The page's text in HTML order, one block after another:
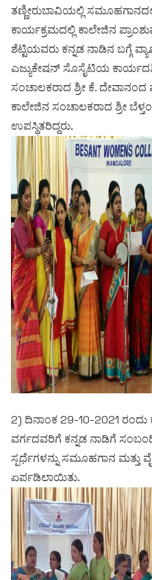
Department of
Department of PG
Department of PG
Library
Administrative Staff
RUSA
SSR 4th Cycle
Criteria 1
Criteria 2
Criteria 3
Criteria 4
Criteria 5
Criteria 6
Criteria 7
Handbook
Women’s Cell
Peer to Peer Learning
Be-Quest: Quest for
Midday Meal
Students Rest Room
Sports Room
Besant Skill
Other Facilities
ತಣ್ಣೀರುಬಾವಿಯಲ್ಲಿ
ಕಾರ್ಯಕ್ರಮದಲ್ಲಿ ಕಾಲೇಜಿನ
ಶೆಟ್ಟಿಯವರು ಕನ್ನಡ ನಾಡಿನ ಬಗ್ಗೆ
ಎಜ್ಯುಕೇಷನ್ ಸೊಸೈಟಿಯ
ಸಂಚಾಲಕರಾದ ಶ್ರೀ ಕೆ.
ಕಾಲೇಜಿನ ಸಂಚಾಲಕರಾದ ಶ್ರೀ
ಉಪಸ್ಥಿತರಿದ್ದರು.
2) ದಿನಾಂಕ 29-10-2021
ವರ್ಗದವರಿಗೆ ಕನ್ನಡ ನಾಡಿಗೆ
ಸ್ಪರ್ಧೆಗಳನ್ನು ಸಮೂಹಗಾನ ಮತ್ತು
ಏರ್ಪಡಿಲಾಯಿತು.